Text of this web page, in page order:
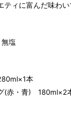
ティに富んだ味わ
塩
本
(赤・青) 180ml×2